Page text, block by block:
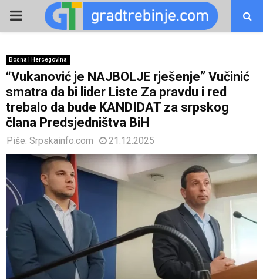
PRIMARY
Bosna i Hercegovina
“Vukanović je NAJBOLJE rješenje” Vučinić
smatra da bi lider Liste Za pravdu i red
trebalo da bude KANDIDAT za srpskog
člana Predsjedništva BiH
Piše: Srpskainfo.com 21.12.2025